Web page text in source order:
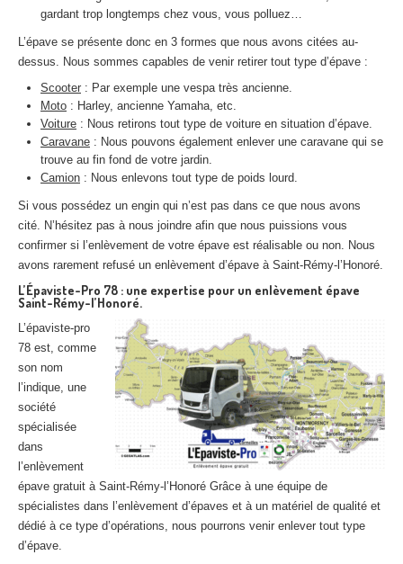
gardant trop longtemps chez vous, vous polluez…
L’épave se présente donc en 3 formes que nous avons citées au-
dessus. Nous sommes capables de venir retirer tout type d’épave :
Scooter : Par exemple une vespa très ancienne.
Moto : Harley, ancienne Yamaha, etc.
Voiture : Nous retirons tout type de voiture en situation d’épave.
Caravane : Nous pouvons également enlever une caravane qui se
trouve au fin fond de votre jardin.
Camion : Nous enlevons tout type de poids lourd.
Si vous possédez un engin qui n’est pas dans ce que nous avons
cité. N’hésitez pas à nous joindre afin que nous puissions vous
confirmer si l’enlèvement de votre épave est réalisable ou non. Nous
avons rarement refusé un enlèvement d’épave à Saint-Rémy-l’Honoré.
L’Épaviste-Pro 78 : une expertise pour un enlèvement épave
Saint-Rémy-l’Honoré.
L’épaviste-pro
78 est, comme
son nom
l’indique, une
société
spécialisée
dans
l’enlèvement
épave gratuit à Saint-Rémy-l’Honoré Grâce à une équipe de
spécialistes dans l’enlèvement d’épaves et à un matériel de qualité et
dédié à ce type d’opérations, nous pourrons venir enlever tout type
d’épave.